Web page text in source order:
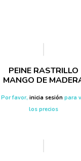
PEINE RASTRILLO
MANGO DE
Por favor, inicia sesiónpara
los precios